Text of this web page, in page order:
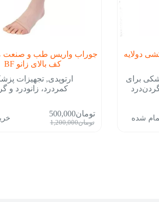
دولایه
برای
شده
جوراب واریس طب و صنعت
کف بالای زانو BF
ارتوپدی,تجهیزات
کمردرد، زانودرد و
تومان1,200,000
قیمت
تومان500,000
قیمت